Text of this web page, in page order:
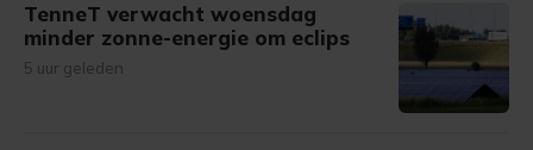
TenneT verwacht woensdag
minder zonne-energie om eclips
5 uur geleden